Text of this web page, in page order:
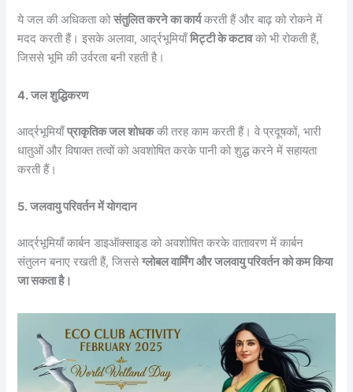
ये जल की अधिकता कोसंतुलित करने का कार्यकरती हैं और बाढ़ को रोकने में
मदद करती हैं। इसके अलावा, आर्द्रभूमियाँमिट्टी के कटावको भी रोकती हैं,
जिससे भूमि की उर्वरता बनी रहती है।
4. जल शुद्धिकरण
आर्द्रभूमियाँप्राकृतिक जल शोधककी तरह काम करती हैं। वे प्रदूषकों, भारी
धातुओं और विषाक्त तत्वों को अवशोषित करके पानी को शुद्ध करने में सहायता
करती हैं।
5. जलवायु परिवर्तन में योगदान
आर्द्रभूमियाँ कार्बन डाइऑक्साइड को अवशोषित करके वातावरण में कार्बन
संतुलन बनाए रखती हैं, जिससेग्लोबल वार्मिंग और जलवायु परिवर्तन को कम किया
जा सकता है।